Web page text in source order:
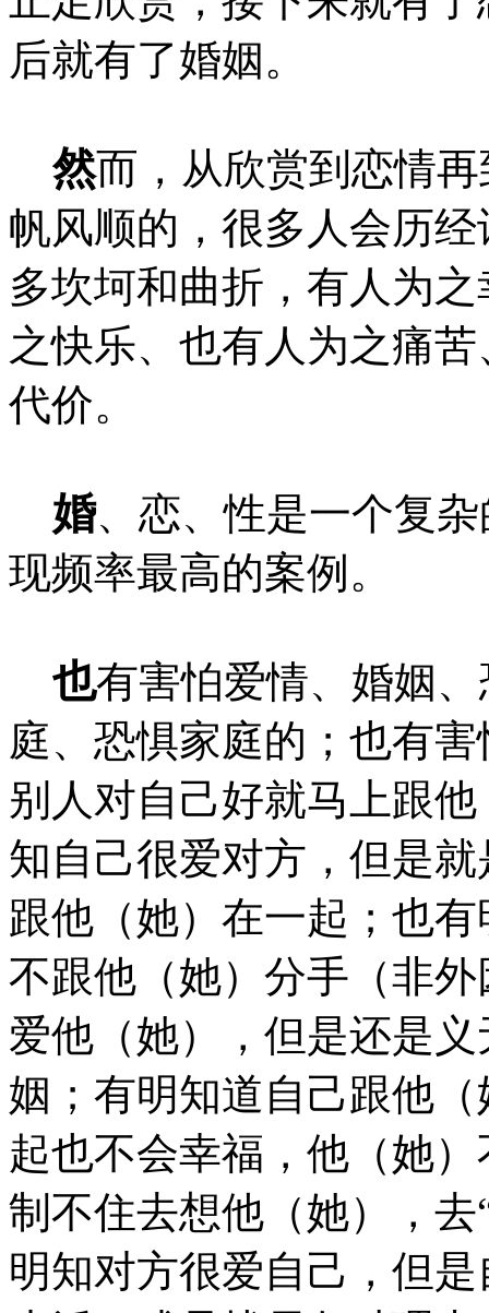
后就有了婚姻。
然而，从欣赏到恋情
帆风顺的，很多人会历
多坎坷和曲折，有人为
之快乐、也有人为之痛
代价。
婚、恋、性是一个复
现频率最高的案例。
也有害怕爱情、婚姻
庭、恐惧家庭的；也有
别人对自己好就马上跟
知自己很爱对方，但是
跟他（她）在一起；也
不跟他（她）分手（非
爱他（她），但是还是
姻；有明知道自己跟他
起也不会幸福，他（她
制不住去想他（她），
明知对方很爱自己，但